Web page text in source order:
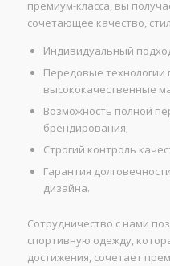
премиум-класса, вы
сочетающее качество,
Индивидуальный
Передовые технологии
высококачественные
Возможность полной
брендирования;
Строгий контроль
Гарантия
дизайна.
Сотрудничество с нами
спортивную одежду,
достижения, сочетает